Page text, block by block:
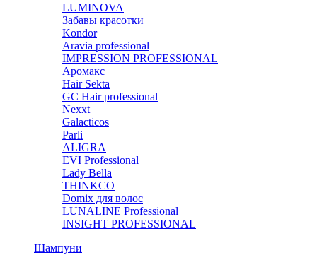
LUMINOVA
Забавы красотки
Kondor
Aravia professional
IMPRESSION PROFESSIONAL
Аромакс
Hair Sekta
GC Hair professional
Nexxt
Galacticos
Parli
ALIGRA
EVI Professional
Lady Bella
THINKCO
Domix для волос
LUNALINE Professional
INSIGHT PROFESSIONAL
Шампуни